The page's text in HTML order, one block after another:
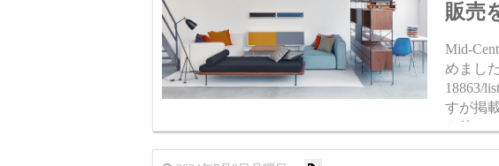
販売
Mid-
めまし
18863/
すが掲
や他テ